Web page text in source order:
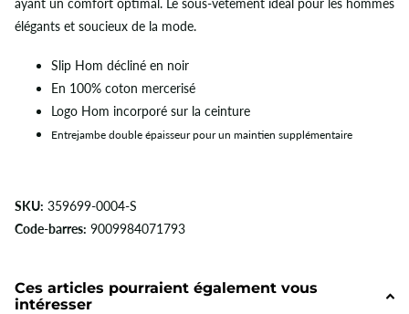
élégants et soucieux de la mode.
Slip Hom décliné en noir
En 100% coton mercerisé
Logo Hom incorporé sur la ceinture
Entrejambe double épaisseur pour un maintien supplémentaire
SKU: 359699-0004-S
Code-barres: 9009984071793
Ces articles pourraient également vous
intéresser